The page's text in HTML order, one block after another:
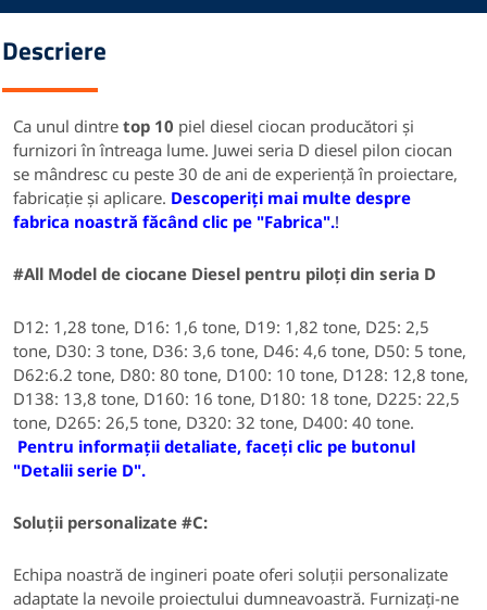
Descriere
Ca unul dintre top 10 piel diesel ciocan producători și
furnizori în întreaga lume. Juwei seria D diesel pilon ciocan
se mândresc cu peste 30 de ani de experiență în proiectare,
fabricație și aplicare. Descoperiți mai multe despre
fabrica noastră făcând clic pe "Fabrica".!
#All Model de ciocane Diesel pentru piloți din seria D
D12: 1,28 tone, D16: 1,6 tone, D19: 1,82 tone, D25: 2,5
tone, D30: 3 tone, D36: 3,6 tone, D46: 4,6 tone, D50: 5 tone,
D62:6.2 tone, D80: 80 tone, D100: 10 tone, D128: 12,8 tone,
D138: 13,8 tone, D160: 16 tone, D180: 18 tone, D225: 22,5
tone, D265: 26,5 tone, D320: 32 tone, D400: 40 tone.
Pentru informații detaliate, faceți clic pe butonul
"Detalii serie D".
Soluții personalizate #C:
Echipa noastră de ingineri poate oferi soluții personalizate
adaptate la nevoile proiectului dumneavoastră. Furnizați-ne